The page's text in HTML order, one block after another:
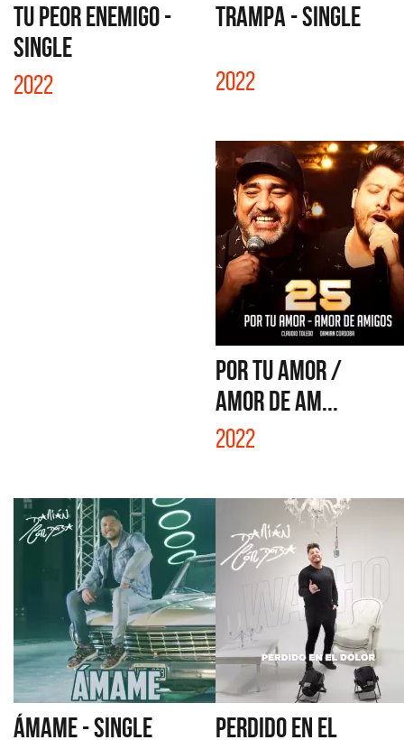
TU PEOR ENEMIGO -
SINGLE
2022
TRAMPA - SINGLE
2022
POR TU AMOR /
AMOR DE AM...
2022
ÁMAME - SINGLE PERDIDO EN EL